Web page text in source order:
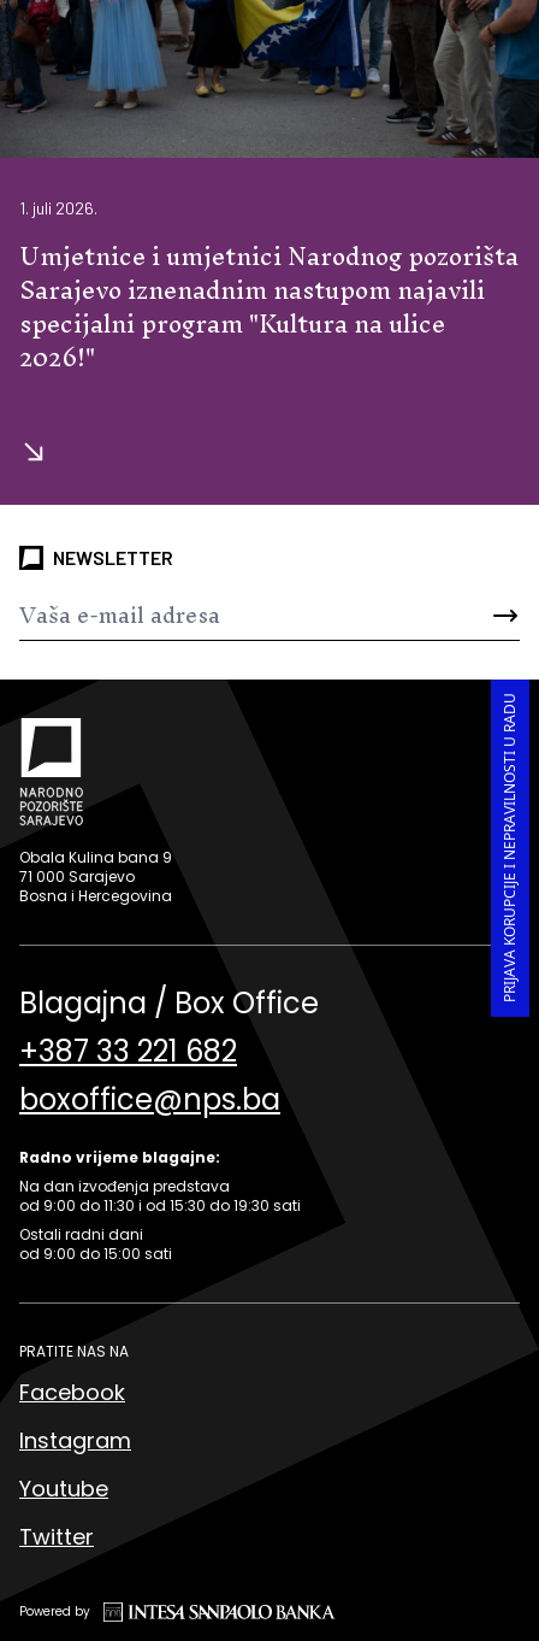
1. juli 2026.
Umjetnice i umjetnici Narodnog pozorišta
Sarajevo iznenadnim nastupom najavili
specijalni program "Kultura na ulice
2026!"
NEWSLETTER
PRIJAVA KORUPCIJE I NEPRAVILNOSTI U RADU
Obala Kulina bana 9
71 000 Sarajevo
Bosna i Hercegovina
Blagajna / Box Office
+387 33 221 682
boxoffice@nps.ba
Radno vrijeme blagajne:
Na dan izvođenja predstava
od 9:00 do 11:30 i od 15:30 do 19:30 sati
Ostali radni dani
od 9:00 do 15:00 sati
PRATITE NAS NA
Facebook
Instagram
Youtube
Twitter
Powered by